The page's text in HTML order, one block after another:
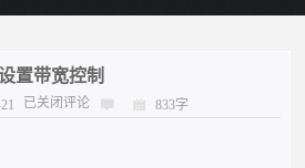
置带宽控制
已关闭评论 833字